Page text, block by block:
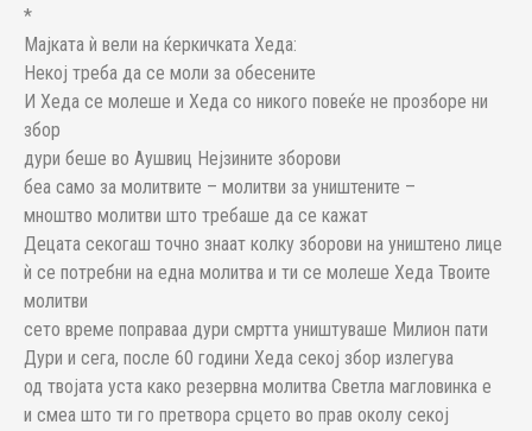
*
Мајката ѝ вели на ќеркичката Хеда:
Некој треба да се моли за обесените
И Хеда се молеше и Хеда со никого повеќе не прозборе ни
збор
дури беше во Аушвиц Нејзините зборови
беа само за молитвите – молитви за уништените –
мноштво молитви што требаше да се кажат
Децата секогаш точно знаат колку зборови на уништено лице
ѝ се потребни на една молитва и ти се молеше Хеда Твоите
молитви
сето време поправаа дури смртта уништуваше Милион пати
Дури и сега, после 60 години Хеда секој збор излегува
од твојата уста како резервна молитва Светла магловинка е
и смеа што ти го претвора срцето во прав околу секој